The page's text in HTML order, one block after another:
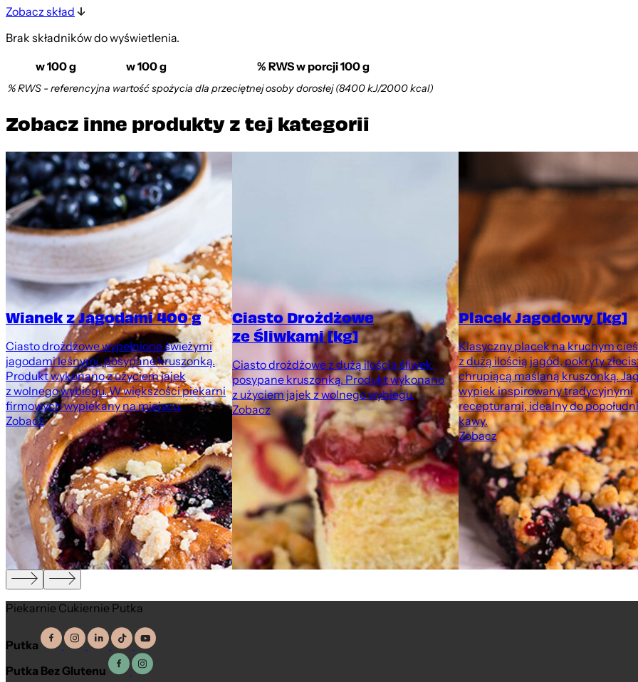
Zobacz skład
Brak składników do wyświetlenia.
w 100 g
w 100 g % RWS w porcji 100 g
% RWS - referencyjna wartość spożycia dla przeciętnej osoby dorosłej (8400 kJ/2000 kcal)
Zobacz inne produkty z tej kategorii
Wianek z Jagodami 400 g
Ciasto drożdżowe wypełnione świeżymi
jagodami leśnymi, posypane kruszonką.
Produkt wykonano z użyciem jajek
z wolnego wybiegu. W większości piekarni
firmowych wypiekany na miejscu.
Zobacz
Ciasto Drożdżowe
ze Śliwkami [kg]
Ciasto drożdżowe z dużą ilością śliwek,
posypane kruszonką. Produkt wykonano
z użyciem jajek z wolnego wybiegu.
Zobacz
Placek Jagodowy [kg]
Klasyczny placek na kruchym
z dużą ilością jagód, pokryty
chrupiącą maślaną kruszonką.
wypiek inspirowany tradycyjnymi
recepturami, idealny do
kawy.
Zobacz
Piekarnie Cukiernie Putka
Putka
Putka Bez Glutenu